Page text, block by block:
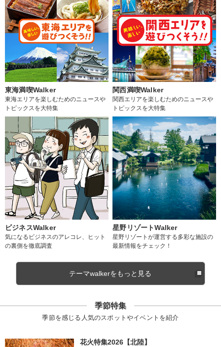
東海満喫Walker
東海エリアを楽しむためのニュースや
トピックスを大特集
関西満喫Walker
関西エリアを楽しむためのニュースや
トピックスを大特集
ビジネスWalker
気になるビジネスのアレコレ、ヒット
の裏側を徹底調査
星野リゾートWalker
星野リゾートが運営する多彩な施設の
最新情報をチェック！
テーマwalkerをもっと見る
季節特集
季節を感じる人気のスポットやイベントを紹介
花火特集2026【北陸】